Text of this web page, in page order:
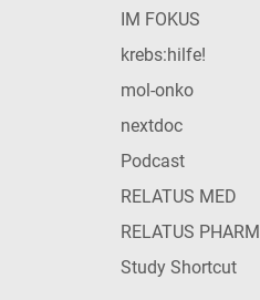
IM FOKUS
krebs:hilfe!
mol-onko
nextdoc
Podcast
RELATUS MED
RELATUS PHARM
Study Shortcut